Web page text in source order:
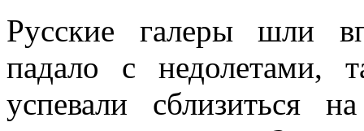
Русские галеры шли
падало с недолетами,
успевали сблизиться